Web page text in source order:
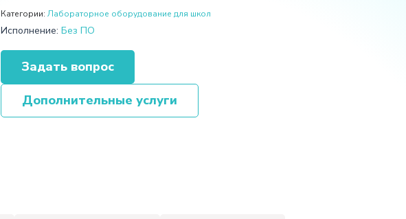
Категории: Лабораторное оборудование для школ
Исполнение: Без ПО
Задать вопрос
Дополнительные услуги